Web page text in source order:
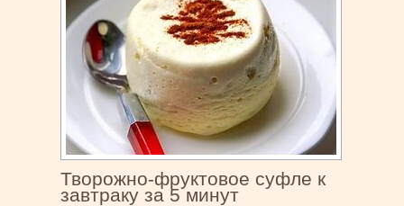
Творожно-фруктовое суфле к
завтраку за 5 минут